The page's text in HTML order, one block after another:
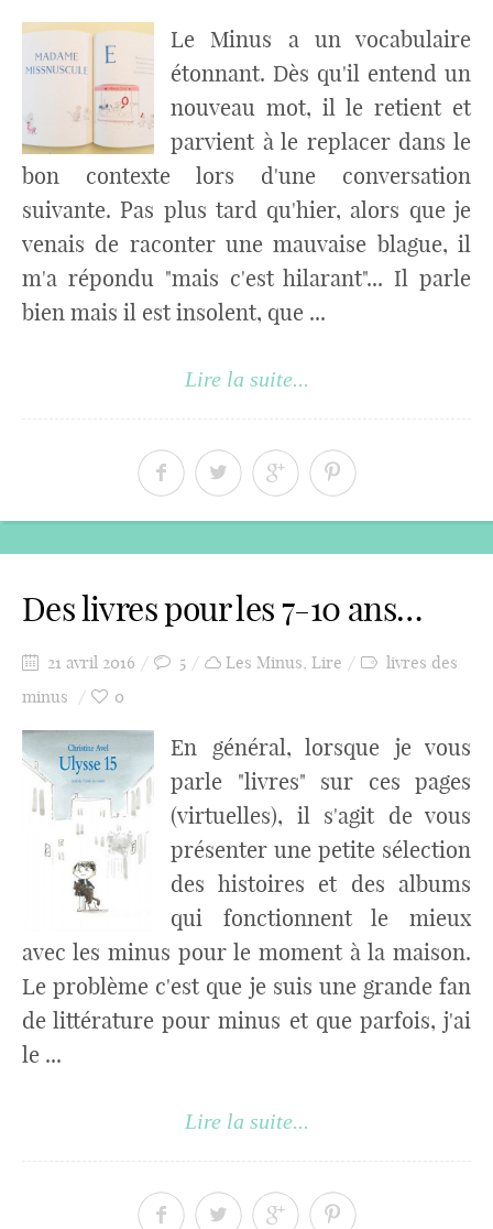
Le Minus a un vocabulaire
étonnant. Dès qu'il entend un
nouveau mot, il le retient et
parvient à le replacer dans le
bon contexte lors d'une conversation
suivante. Pas plus tard qu'hier, alors que je
venais de raconter une mauvaise blague, il
m'a répondu "mais c'est hilarant"... Il parle
bien mais il est insolent, que ...
Lire la suite...
Des livres pour les 7-10 ans…
21 avril 2016 5 Les Minus, Lire
livres des
minus
0
En général, lorsque je vous
parle "livres" sur ces pages
(virtuelles), il s'agit de vous
présenter une petite sélection
des histoires et des albums
qui fonctionnent le mieux
avec les minus pour le moment à la maison.
Le problème c'est que je suis une grande fan
de littérature pour minus et que parfois, j'ai
le ...
Lire la suite...